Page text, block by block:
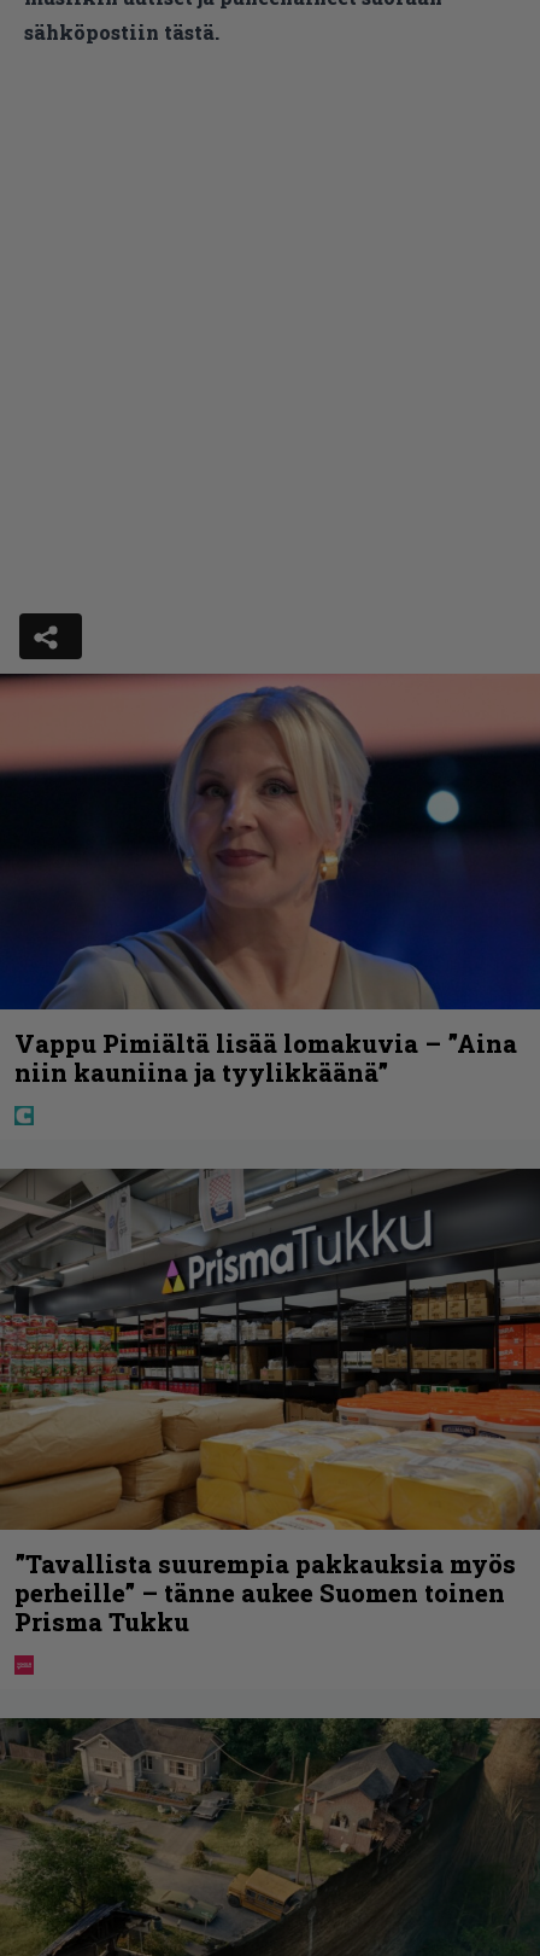
sähköpostiin tästä.
Vappu Pimiältä lisää lomakuvia – ”Aina
niin kauniina ja tyylikkäänä”
”Tavallista suurempia pakkauksia myös
perheille” – tänne aukee Suomen toinen
Prisma Tukku